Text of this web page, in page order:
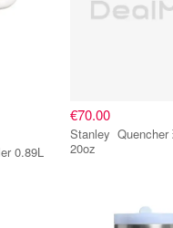
€70.00
Stanley Quencher 玻璃吸管杯
20oz